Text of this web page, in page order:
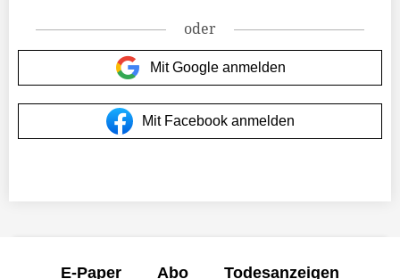
oder
Mit Google anmelden
Mit Facebook anmelden
E-Paper Abo Todesanzeigen